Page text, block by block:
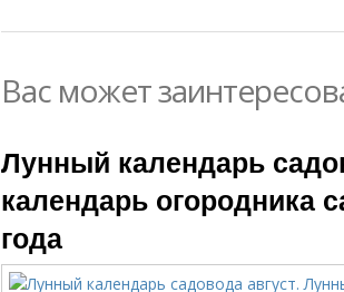
Вас может
Лунный календарь
календарь огородника
года